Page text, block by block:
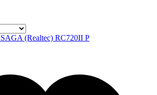
(Realtec) RC720II P